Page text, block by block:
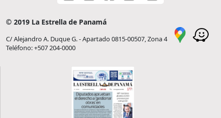
© 2019 La Estrella de Panamá
C/ Alejandro A. Duque G. - Apartado 0815-00507, Zona 4
Teléfono: +507 204-0000